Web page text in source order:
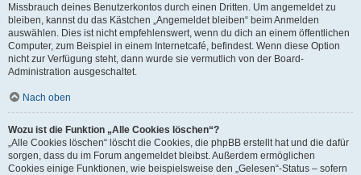
Missbrauch deines Benutzerkontos durch einen Dritten. Um angemeldet zu
bleiben, kannst du das Kästchen „Angemeldet bleiben“ beim Anmelden
auswählen. Dies ist nicht empfehlenswert, wenn du dich an einem öffentlichen
Computer, zum Beispiel in einem Internetcafé, befindest. Wenn diese Option
nicht zur Verfügung steht, dann wurde sie vermutlich von der Board-
Administration ausgeschaltet.
Nach oben
Wozu ist die Funktion „Alle Cookies löschen“?
„Alle Cookies löschen“ löscht die Cookies, die phpBB erstellt hat und die dafür
sorgen, dass du im Forum angemeldet bleibst. Außerdem ermöglichen
Cookies einige Funktionen, wie beispielsweise den „Gelesen“-Status – sofern